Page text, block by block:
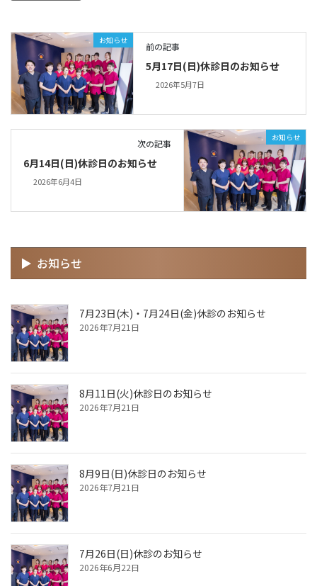
お知らせ
前の記事
5月17日(日)休診日のお知らせ
2026年5月7日
お知らせ
次の記事
6月14日(日)休診日のお知らせ
2026年6月4日
お知らせ
7月23日(木)・7月24日(金)休診のお知らせ
2026年7月21日
8月11日(火)休診日のお知らせ
2026年7月21日
8月9日(日)休診日のお知らせ
2026年7月21日
7月26日(日)休診のお知らせ
2026年6月22日